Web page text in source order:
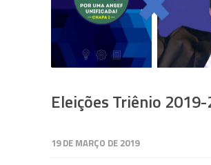
Eleições Triênio
19 DE MARÇO DE 2019